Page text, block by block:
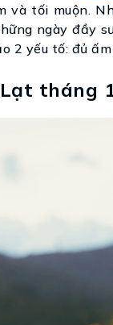
và tối muộn.
ngày đầy
2 yếu tố: đủ
tháng